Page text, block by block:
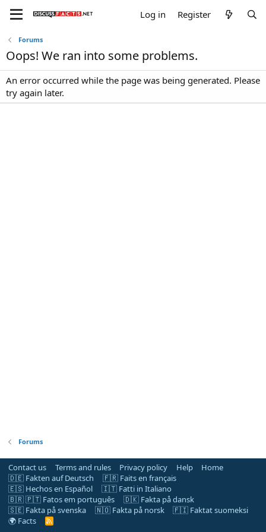
Log in Register
Forums
Oops! We ran into some problems.
An error occurred while the page was being generated. Please
try again later.
Forums
Contact us Terms and rules Privacy policy Help
Home
🇩🇪 Fakten auf Deutsch
🇫🇷 Faits en français
🇪🇸 Hechos en Español
🇮🇹 Fatti in Italiano
🇧🇷 🇵🇹 Fatos em português
🇩🇰 Fakta på dansk
🇸🇪 Fakta på svenska
🇳🇴 Fakta på norsk
🇫🇮 Faktat suomeksi
🌍 Facts
R